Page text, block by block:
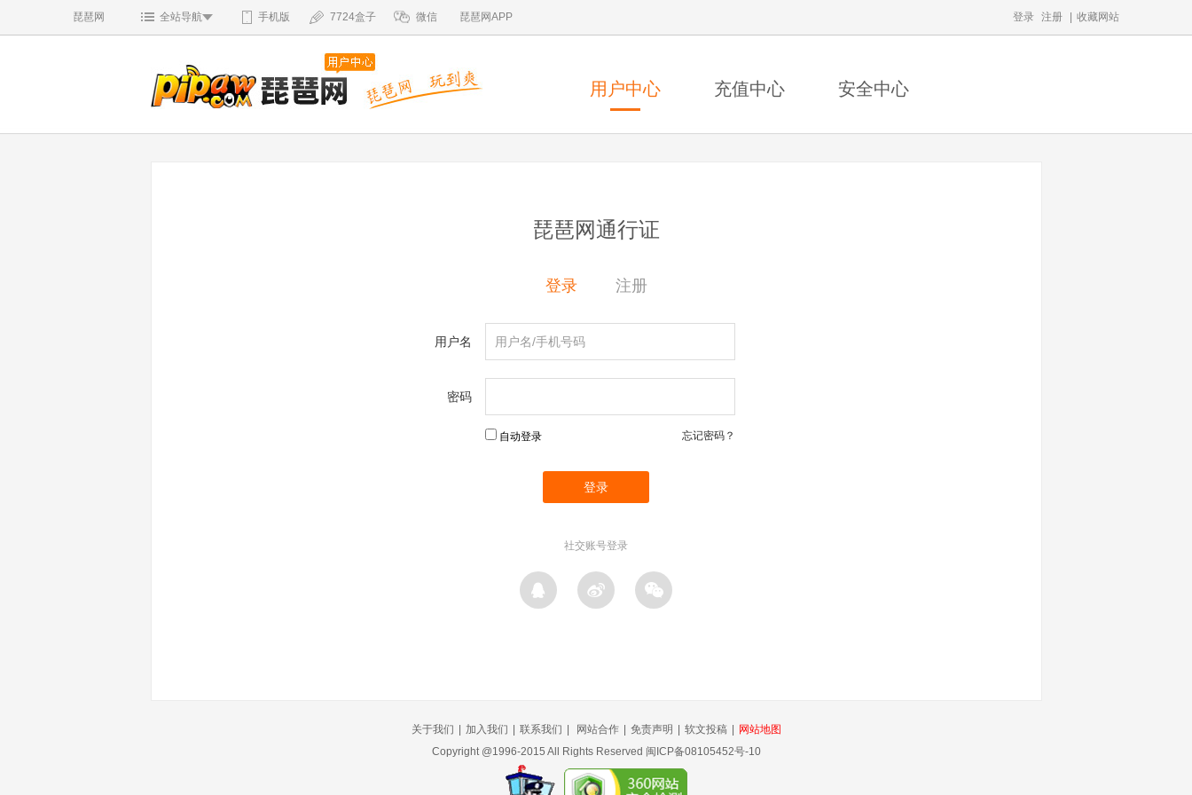
琵琶网 全站导航 手机版 微信 琵琶网APP
7724盒子 收藏网站
登录 注册
用户中心 充值中心 安全中心
琵琶网通行证
登录 注册
用户名
密码
自动登录 忘记密码？
社交账号登录
关于我们 加入我们 联系我们 网站合作 免责声明 软文投稿
网站地图
Copyright @1996-2015 All Rights Reserved 闽ICP备08105452号-10